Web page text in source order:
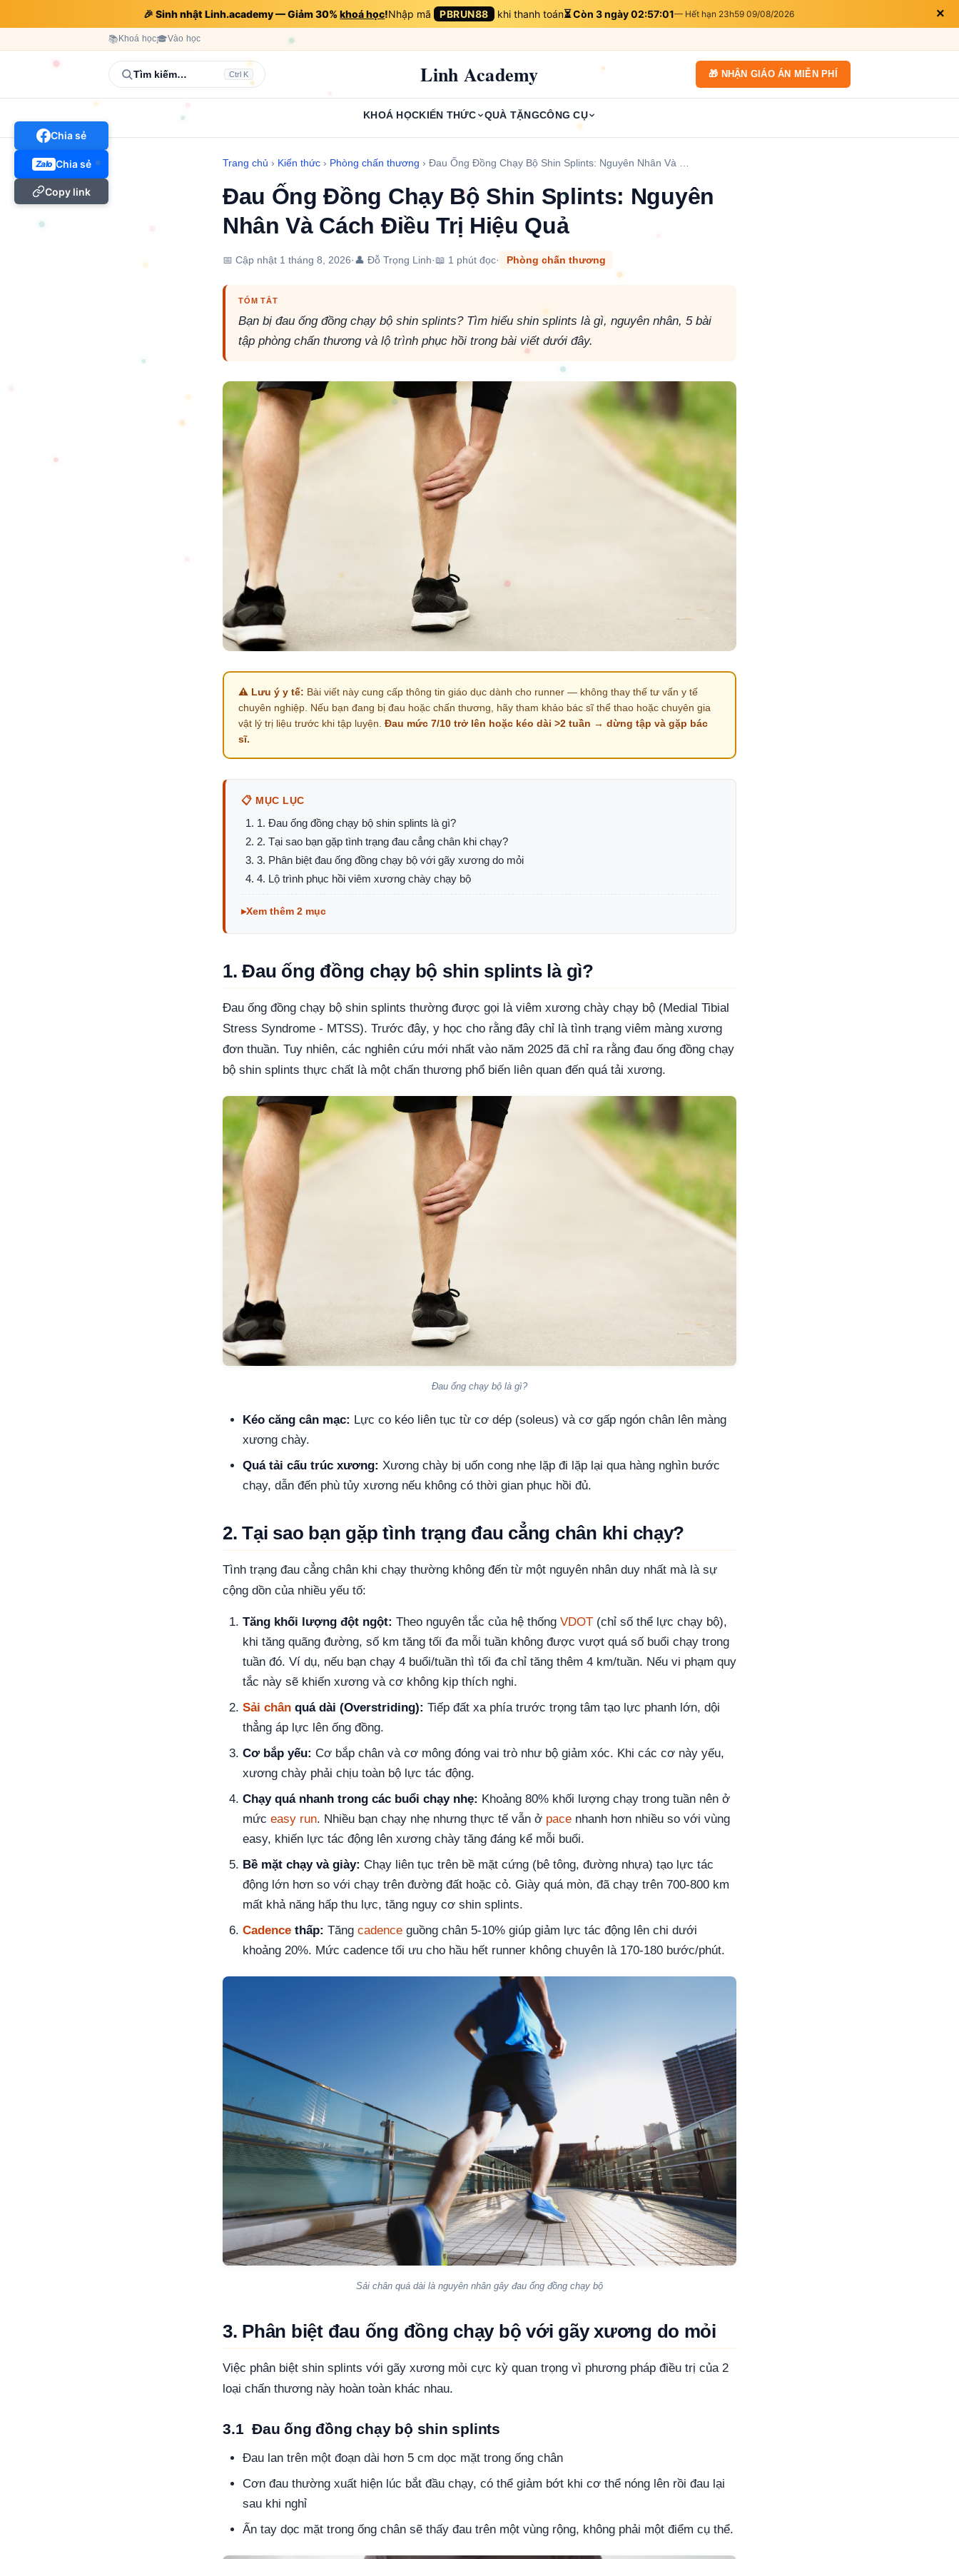
🎉 Sinh nhật Linh.academy — Giảm 30% khoá học!Nhập mã PBRUN88 khi thanh toán⏳ Còn 3 ngày 02:56:59— Hết hạn 23h59 09/08/2026 ×
📚 Khoá học🎓Vào học
Tìm kiếm… Ctrl K Linh Academy 🎁 NHẬN GIÁO ÁN MIỄN PHÍ
KHOÁ HỌCKIẾN THỨC QUÀ TẶNGCÔNG CỤ
Trang chủ › Kiến thức › Phòng chấn thương › Đau Ống Đồng Chạy Bộ Shin Splints: Nguyên Nhân Và …
Đau Ống Đồng Chạy Bộ Shin Splints: Nguyên
Nhân Và Cách Điều Trị Hiệu Quả
📅 Cập nhật 1 tháng 8, 2026·👤 Đỗ Trọng Linh·📖 1 phút đọc· Phòng chấn thương
TÓM TẮT
Bạn bị đau ống đồng chạy bộ shin splints? Tìm hiểu shin splints là gì, nguyên nhân, 5 bài
tập phòng chấn thương và lộ trình phục hồi trong bài viết dưới đây.
⚠️ Lưu ý y tế: Bài viết này cung cấp thông tin giáo dục dành cho runner — không thay thế tư vấn y tế
chuyên nghiệp. Nếu bạn đang bị đau hoặc chấn thương, hãy tham khảo bác sĩ thể thao hoặc chuyên gia
vật lý trị liệu trước khi tập luyện. Đau mức 7/10 trở lên hoặc kéo dài >2 tuần → dừng tập và gặp bác
sĩ.
📋 MỤC LỤC
1. Đau ống đồng chạy bộ shin splints là gì?
2. Tại sao bạn gặp tình trạng đau cẳng chân khi chạy?
3. Phân biệt đau ống đồng chạy bộ với gãy xương do mỏi
4. Lộ trình phục hồi viêm xương chày chạy bộ
Xem thêm 2 mục
1. Đau ống đồng chạy bộ shin splints là gì?
Đau ống đồng chạy bộ shin splints thường được gọi là viêm xương chày chạy bộ (Medial Tibial
Stress Syndrome - MTSS). Trước đây, y học cho rằng đây chỉ là tình trạng viêm màng xương
đơn thuần. Tuy nhiên, các nghiên cứu mới nhất vào năm 2025 đã chỉ ra rằng đau ống đồng chạy
bộ shin splints thực chất là một chấn thương phổ biến liên quan đến quá tải xương.
Đau ống chạy bộ là gì?
Kéo căng cân mạc: Lực co kéo liên tục từ cơ dép (soleus) và cơ gấp ngón chân lên màng
xương chày.
Quá tải cấu trúc xương: Xương chày bị uốn cong nhẹ lặp đi lặp lại qua hàng nghìn bước
chạy, dẫn đến phù tủy xương nếu không có thời gian phục hồi đủ.
2. Tại sao bạn gặp tình trạng đau cẳng chân khi chạy?
Tình trạng đau cẳng chân khi chạy thường không đến từ một nguyên nhân duy nhất mà là sự
cộng dồn của nhiều yếu tố:
Tăng khối lượng đột ngột: Theo nguyên tắc của hệ thống VDOT (chỉ số thể lực chạy bộ),
khi tăng quãng đường, số km tăng tối đa mỗi tuần không được vượt quá số buổi chạy trong
tuần đó. Ví dụ, nếu bạn chạy 4 buổi/tuần thì tối đa chỉ tăng thêm 4 km/tuần. Nếu vi phạm quy
tắc này sẽ khiến xương và cơ không kịp thích nghi.
Sải chân quá dài (Overstriding): Tiếp đất xa phía trước trọng tâm tạo lực phanh lớn, dội
thẳng áp lực lên ống đồng.
Cơ bắp yếu: Cơ bắp chân và cơ mông đóng vai trò như bộ giảm xóc. Khi các cơ này yếu,
xương chày phải chịu toàn bộ lực tác động.
Chạy quá nhanh trong các buổi chạy nhẹ: Khoảng 80% khối lượng chạy trong tuần nên ở
mức easy run. Nhiều bạn chạy nhẹ nhưng thực tế vẫn ở pace nhanh hơn nhiều so với vùng
easy, khiến lực tác động lên xương chày tăng đáng kể mỗi buổi.
Bề mặt chạy và giày: Chạy liên tục trên bề mặt cứng (bê tông, đường nhựa) tạo lực tác
động lớn hơn so với chạy trên đường đất hoặc cỏ. Giày quá mòn, đã chạy trên 700-800 km
mất khả năng hấp thu lực, tăng nguy cơ shin splints.
Cadence thấp: Tăng cadence guồng chân 5-10% giúp giảm lực tác động lên chi dưới
khoảng 20%. Mức cadence tối ưu cho hầu hết runner không chuyên là 170-180 bước/phút.
Sải chân quá dài là nguyên nhân gây đau ống đồng chạy bộ
3. Phân biệt đau ống đồng chạy bộ với gãy xương do mỏi
Việc phân biệt shin splints với gãy xương mỏi cực kỳ quan trọng vì phương pháp điều trị của 2
loại chấn thương này hoàn toàn khác nhau.
3.1 Đau ống đồng chạy bộ shin splints
Đau lan trên một đoạn dài hơn 5 cm dọc mặt trong ống chân
Cơn đau thường xuất hiện lúc bắt đầu chạy, có thể giảm bớt khi cơ thể nóng lên rồi đau lại
sau khi nghỉ
Ấn tay dọc mặt trong ống chân sẽ thấy đau trên một vùng rộng, không phải một điểm cụ thể.
Chia sẻ
Zalo Chia sẻ
Copy link